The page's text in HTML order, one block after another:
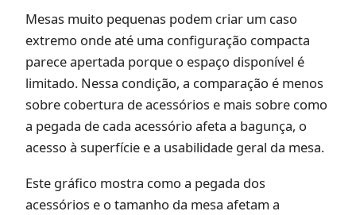
Mesas muito pequenas podem criar um caso
extremo onde até uma configuração compacta
parece apertada porque o espaço disponível é
limitado. Nessa condição, a comparação é menos
sobre cobertura de acessórios e mais sobre como
a pegada de cada acessório afeta a bagunça, o
acesso à superfície e a usabilidade geral da mesa.
Este gráfico mostra como a pegada dos
acessórios e o tamanho da mesa afetam a